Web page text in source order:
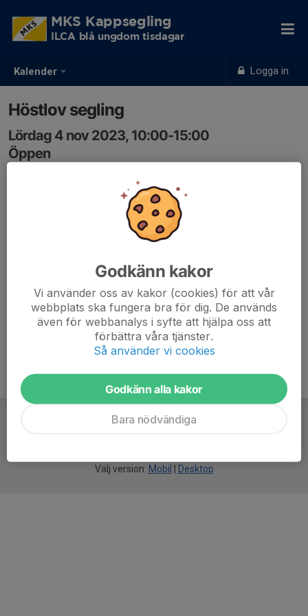
Kalender Logga in
MKS Kappsegling
ILCA blå ungdom tisdagar
Höstlov segling
Lördag 4 nov 2023, 10:00-15:00
Öppen
Hej! Möjlighet att segla under höstlov! Hojta om ni kan
delta! Jonathan återkommer till plats och tid närmare.
Välj version: Mobil Desktop
Godkänn kakor
Vi använder oss av kakor (cookies) för att vår
webbplats ska fungera bra för dig. De används
även för webbanalys i syfte att hjälpa oss att
förbättra våra tjänster.
Så använder vi cookies
Godkänn alla kakor
Bara nödvändiga